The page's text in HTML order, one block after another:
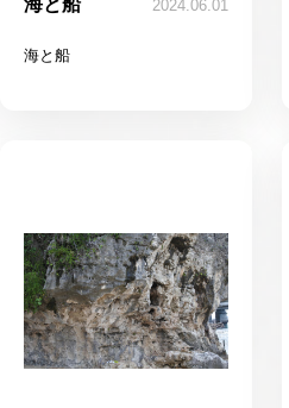
海と船 2024.06.01
海と船